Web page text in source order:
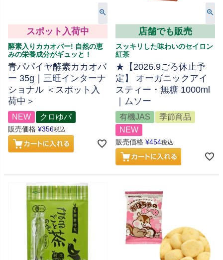
スポット入荷中
酵素入りカカオバー! 自然の恵
みの栄養成分がギュッと！
青パパイヤ酵素カカオバ
ー 35g｜三旺インターナ
ショナル ＜スポット入
荷中＞
NEW クロゆパ
販売価格 ¥356税込
店舗でも販売
スッキリした味わいのセイロン
紅茶
★【2026.9ごろ休止予
定】 オーガニックアイ
スティー・無糖 1000ml
｜ムソー
有機JAS
季節商品
NEW
販売価格 ¥454税込